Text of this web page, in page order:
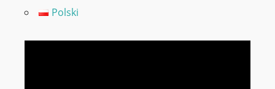
Polski